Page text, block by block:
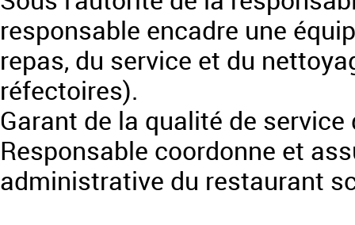
responsable encadre une
repas, du service et du
réfectoires).
Garant de la qualité de
Responsable coordonne et
administrative du restaurant